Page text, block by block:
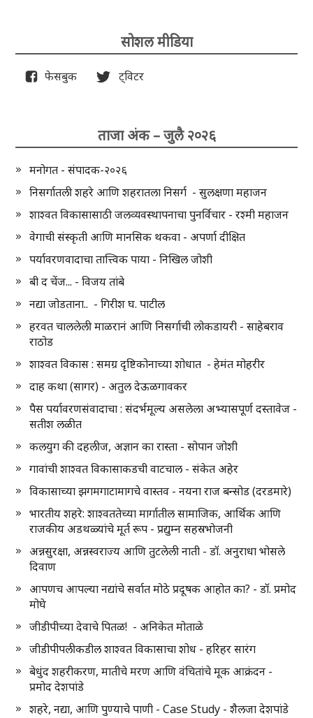
सोशल मीडिया
फेसबुक ट्विटर
ताजा अंक – जुलै २०२६
मनोगत - संपादक-२०२६
निसर्गातली शहरे आणि शहरातला निसर्ग - सुलक्षणा महाजन
शाश्वत विकासासाठी जलव्यवस्थापनाचा पुनर्विचार - रश्मी महाजन
वेगाची संस्कृती आणि मानसिक थकवा - अपर्णा दीक्षित
पर्यावरणवादाचा तात्त्विक पाया - निखिल जोशी
बी द चेंज... - विजय तांबे
नद्या जोडताना.. - गिरीश घ. पाटील
हरवत चाललेली माळरानं आणि निसर्गाची लोकडायरी - साहेबराव
राठोड
शाश्वत विकास : समग्र दृष्टिकोनाच्या शोधात - हेमंत मोहरीर
दाह कथा (सागर) - अतुल देऊळगावकर
पैस पर्यावरणसंवादाचा : संदर्भमूल्य असलेला अभ्यासपूर्ण दस्तावेज -
सतीश लळीत
कलयुग की दहलीज, अज्ञान का रास्ता - सोपान जोशी
गावांची शाश्वत विकासाकडची वाटचाल - संकेत अहेर
विकासाच्या झगमगाटामागचे वास्तव - नयना राज बन्सोड (दरडमारे)
भारतीय शहरे: शाश्वततेच्या मार्गातील सामाजिक, आर्थिक आणि
राजकीय अडथळ्यांचे मूर्त रूप - प्रद्युम्न सहस्रभोजनी
अन्नसुरक्षा, अन्नस्वराज्य आणि तुटलेली नाती - डॉ. अनुराधा भोसले
दिवाण
आपणच आपल्या नद्यांचे सर्वात मोठे प्रदूषक आहोत का? - डॉ. प्रमोद
मोघे
जीडीपीच्या देवाचे पितळ! - अनिकेत मोताळे
जीडीपीपलीकडील शाश्वत विकासाचा शोध - हरिहर सारंग
बेधुंद शहरीकरण, मातीचे मरण आणि वंचितांचे मूक आक्रंदन -
प्रमोद देशपांडे
शहरे, नद्या, आणि पुण्याचे पाणी - Case Study - शैलजा देशपांडे